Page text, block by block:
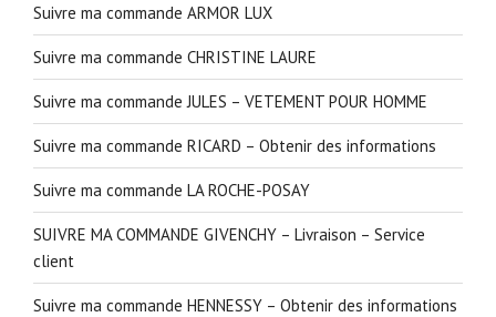
Suivre ma commande ARMOR LUX
Suivre ma commande CHRISTINE LAURE
Suivre ma commande JULES – VETEMENT POUR HOMME
Suivre ma commande RICARD – Obtenir des informations
Suivre ma commande LA ROCHE-POSAY
SUIVRE MA COMMANDE GIVENCHY – Livraison – Service
client
Suivre ma commande HENNESSY – Obtenir des informations